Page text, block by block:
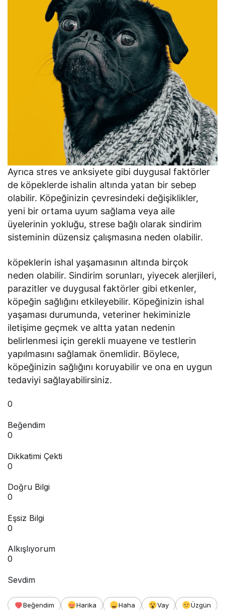
Ayrıca stres ve anksiyete gibi duygusal faktörler
de köpeklerde ishalin altında yatan bir sebep
olabilir. Köpeğinizin çevresindeki değişiklikler,
yeni bir ortama uyum sağlama veya aile
üyelerinin yokluğu, strese bağlı olarak sindirim
sisteminin düzensiz çalışmasına neden olabilir.
köpeklerin ishal yaşamasının altında birçok
neden olabilir. Sindirim sorunları, yiyecek alerjileri,
parazitler ve duygusal faktörler gibi etkenler,
köpeğin sağlığını etkileyebilir. Köpeğinizin ishal
yaşaması durumunda, veteriner hekiminizle
iletişime geçmek ve altta yatan nedenin
belirlenmesi için gerekli muayene ve testlerin
yapılmasını sağlamak önemlidir. Böylece,
köpeğinizin sağlığını koruyabilir ve ona en uygun
tedaviyi sağlayabilirsiniz.
0
Beğendim
0
Dikkatimi Çekti
0
Doğru Bilgi
0
Eşsiz Bilgi
0
Alkışlıyorum
0
Sevdim
Beğendim Harika Haha Vay Üzgün